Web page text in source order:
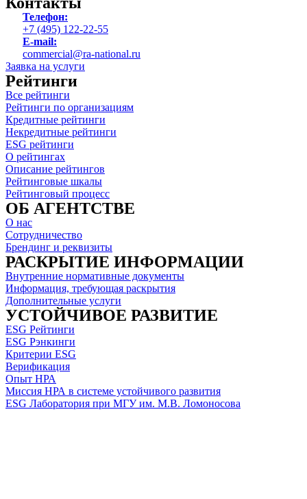
Телефон:
+7 (495) 122-22-55
E-mail:
commercial@ra-national.ru
Заявка на услуги
Рейтинги
Все рейтинги
Рейтинги по организациям
Кредитные рейтинги
Некредитные рейтинги
ESG рейтинги
О рейтингах
Описание рейтингов
Рейтинговые шкалы
Рейтинговый процесс
ОБ АГЕНТСТВЕ
О нас
Сотрудничество
Брендинг и реквизиты
РАСКРЫТИЕ ИНФОРМАЦИИ
Внутренние нормативные документы
Информация, требующая раскрытия
Дополнительные услуги
УСТОЙЧИВОЕ РАЗВИТИЕ
ESG Рейтинги
ESG Рэнкинги
Критерии ESG
Верификация
Опыт НРА
Миссия НРА в системе устойчивого развития
ESG Лаборатория при МГУ им. М.В. Ломоносова